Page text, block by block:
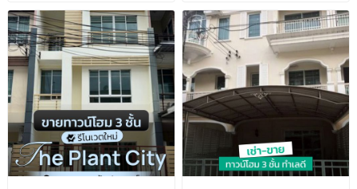
รามอินทรา เพียง 300
เมตร